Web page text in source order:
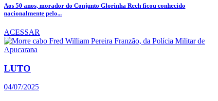
Aos 50 anos, morador do Conjunto Glorinha Rech ficou conhecido
nacionalmente pelo...
ACESSAR
LUTO
04/07/2025